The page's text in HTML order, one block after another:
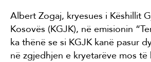
Albert Zogaj, kryesues i Këshillit
Kosovës (KGJK), në emisionin
ka thënë se si KGJK kanë pasur
në zgjedhjen e kryetarëve mos